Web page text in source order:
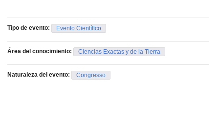
Tipo de evento: Evento Científico
Área del conocimiento: Ciencias Exactas y de la Tierra
Naturaleza del evento: Congresso